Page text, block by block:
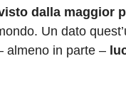
dalla maggior
Un dato
almeno in parte –